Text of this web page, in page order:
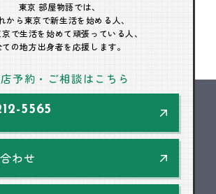
東京 部屋物語では、
から東京で新生活を始める人、
で生活を始めて頑張っている人、
ての地方出身者を応援します。
予約・ご相談はこちら
5565
わせ